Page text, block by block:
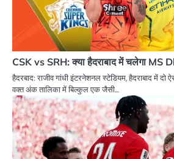
CSK vs SRH: क्या हैदराबाद में चलेगा MS
हैदरबाद: राजीव गांधी इंटरनेशनल स्टेडियम, हैदराबाद में
वक्त अंक तालिका में बिल्कुल एक जैसी…